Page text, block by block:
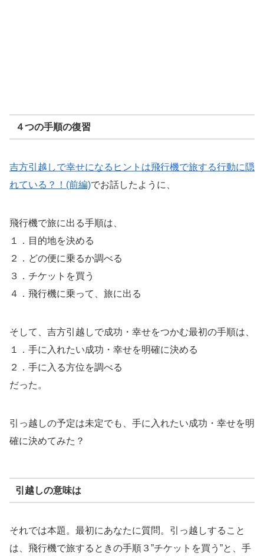
４つの手順の復習
吉方引越しで幸せになるヒントは飛行機で旅する行動に隠
れている？！(前編)でお話したように、
飛行機で旅に出る手順は、
１．目的地を決める
２．どの便に乗るか調べる
３．チケットを買う
４．飛行機に乗って、旅に出る
そして、吉方引越しで成功・幸せをつかむ最初の手順は、
１．手に入れたい成功・幸せを明確に決める
２．手に入る方位を調べる
だった。
引っ越しの予定は未定でも、手に入れたい成功・幸せを明
確に決めてみた？
引越しの意味は
それでは本題。最初にあなたに質問。引っ越しすること
は、飛行機で旅するときの手順３”チケットを買う”と、手